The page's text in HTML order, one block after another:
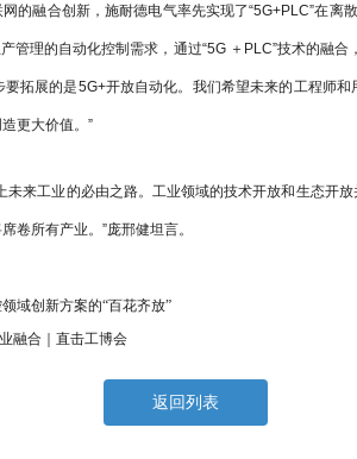
的融合创新，施耐德电气率先实现了“5G+PLC”在
管理的自动化控制需求，通过“5G ＋PLC”技术的融
拓展的是5G+开放自动化。我们希望未来的工程师
更大价值。”
未来工业的必由之路。工业领域的技术开放和生态开
卷所有产业。”庞邢健坦言。
域创新方案的“百花齐放”
融合｜直击工博会
返回列表